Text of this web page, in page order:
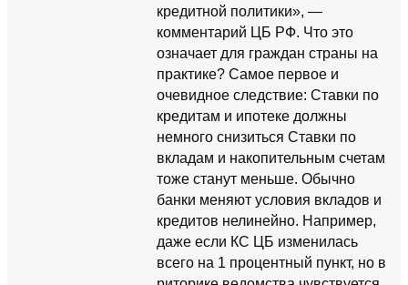
кредитной политики», —
комментарий ЦБ РФ. Что это
означает для граждан страны на
практике? Самое первое и
очевидное следствие: Ставки по
кредитам и ипотеке должны
немного снизиться Ставки по
вкладам и накопительным счетам
тоже станут меньше. Обычно
банки меняют условия вкладов и
кредитов нелинейно. Например,
даже если КС ЦБ изменилась
всего на 1 процентный пункт, но в